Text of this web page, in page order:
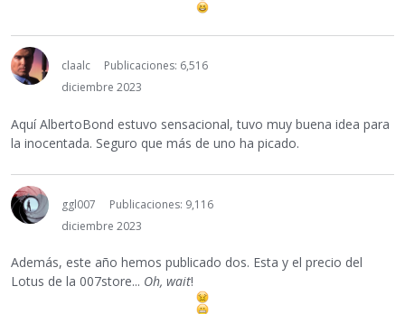
claalc
Publicaciones: 6,516
diciembre 2023
Aquí AlbertoBond estuvo sensacional, tuvo muy buena idea para
la inocentada. Seguro que más de uno ha picado.
ggl007
Publicaciones: 9,116
diciembre 2023
Además, este año hemos publicado dos. Esta y el precio del
Lotus de la 007store... Oh, wait!